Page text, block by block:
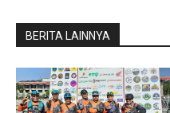
BERITA LAINNYA